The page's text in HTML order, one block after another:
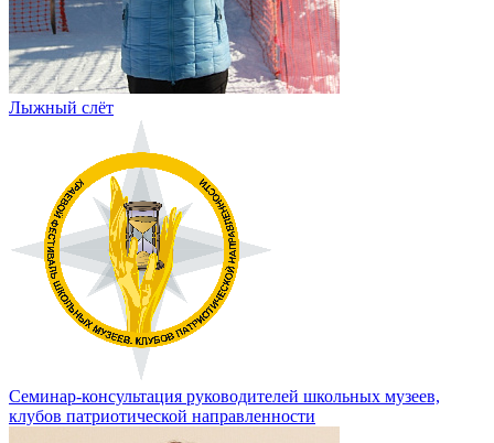
Лыжный слёт
Семинар-консультация руководителей школьных музеев,
клубов патриотической направленности